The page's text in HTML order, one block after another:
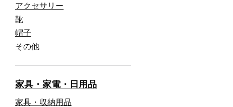
アクセサリー
靴
帽子
その他
家具・家電・日用品
家具・収納用品